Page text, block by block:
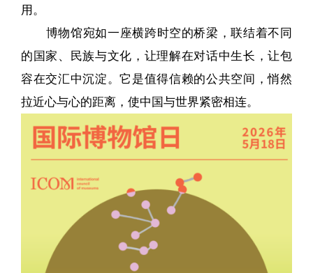
用。
博物馆宛如一座横跨时空的桥梁，联结着不同
的国家、民族与文化，让理解在对话中生长，让包
容在交汇中沉淀。它是值得信赖的公共空间，悄然
拉近心与心的距离，使中国与世界紧密相连。